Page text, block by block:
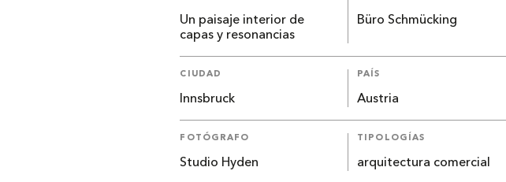
Un paisaje interior de
capas y resonancias
Büro Schmücking
CIUDAD
Innsbruck
PAÍS
Austria
FOTÓGRAFO
Studio Hyden
TIPOLOGÍAS
arquitectura comercial